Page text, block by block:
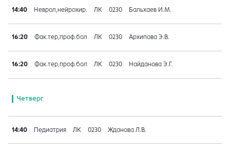
14:40 Неврол,нейрохир. ЛК 0230 Бальхаев И.М.
16:20 Фак.тер,проф.бол ЛК 0230 Архипова Э.В.
16:20 Фак.тер,проф.бол ЛК 0230 Найданова Э.Г.
Четверг
14:40 Педиатрия ЛК 0230 Жданова Л.В.